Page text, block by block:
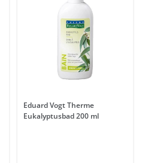
Eduard Vogt Therme
Eukalyptusbad 200 ml